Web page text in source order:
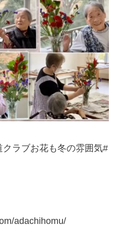
ラブお花も冬の雰囲気#
adachihomu/